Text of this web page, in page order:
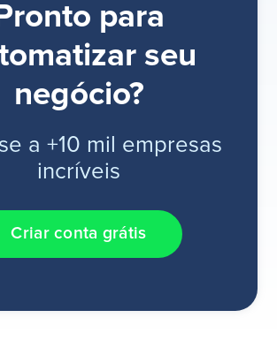
Pronto para
seu
negócio?
a +10 mil empresas
incríveis
Criar conta grátis